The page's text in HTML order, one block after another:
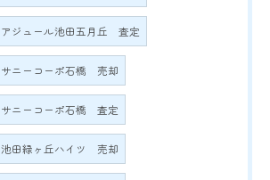
アジュール池田五月丘 査定
サニーコーポ石橋 売却
サニーコーポ石橋 査定
池田緑ヶ丘ハイツ 売却